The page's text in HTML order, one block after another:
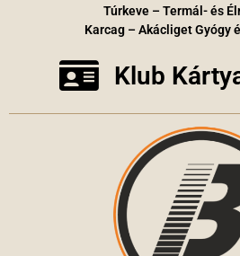
Túrkeve – Termál- és
Karcag – Akácliget Gyógy
Klub